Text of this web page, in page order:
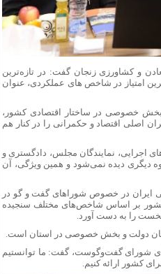
و کشاورزی زنجان گفت: در تازه‌ترین
امتیاز در شاخص های عملکردی، عنوان
خصوصی در ساختار اقتصادی کشور،
اصلی اقتصاد و حکمرانی را در کنار هم
اجرایی، نمایندگان مجلس، دادگستری و
دیگری دیده نمی‌شود و همین ویژگی، آن
ایران در خصوص شوراهای گفت و گو در
کشور بر اساس شاخص‌های مختلف سنجیده
را به دست آورد.
دولت و بخش خصوصی در استان است.
شورای گفت‌وگوست، گفت: ما توانستیم
کشور ارائه کنیم.